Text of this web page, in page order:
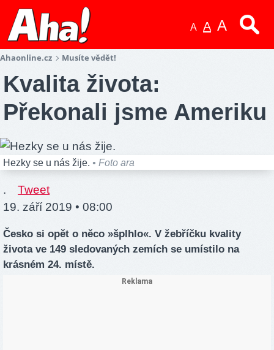
A A A
Ahaonline.cz Musíte vědět!
Kvalita života:
Překonali jsme Ameriku
Hezky se u nás žije. • Foto ara
.
Tweet
19. září 2019 • 08:00
Česko si opět o něco »šplhlo«. V žebříčku kvality
života ve 149 sledovaných zemích se umístilo na
krásném 24. místě.